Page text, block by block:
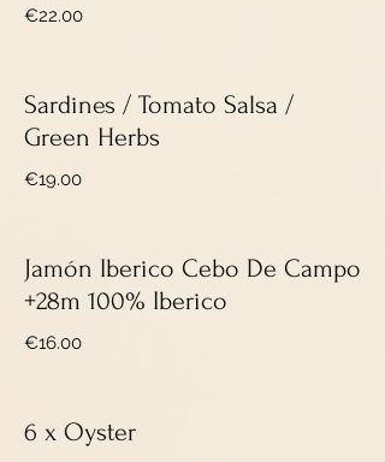
€22.00
Sardines / Tomato Salsa /
Green Herbs
€19.00
Jamón Iberico Cebo De Campo
+28m 100% Iberico
€16.00
6 x Oyster